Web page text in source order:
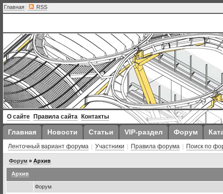
Главная | RSS
О сайте Правила сайта Контакты
Главная Новости Статьи VIP-раздел Форум
Ленточный вариант форума Участники Правила форума Поиск по
Форум » Архив
Архив
Форум